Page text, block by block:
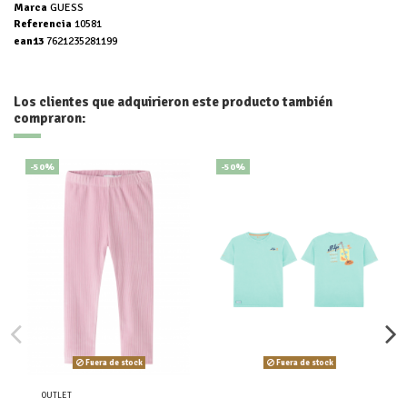
Marca GUESS
Referencia 10581
ean13 7621235281199
Los clientes que adquirieron este producto también
compraron:
-50%
Fuera de stock
OUTLET
-50%
Fuera de stock